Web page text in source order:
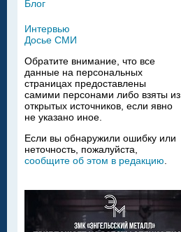
Блог
Интервью
Досье СМИ
Обратите внимание, что все
данные на персональных
страницах предоставлены
самими персонами либо взяты из
открытых источников, если явно
не указано иное.
Если вы обнаружили ошибку или
неточность, пожалуйста,
сообщите об этом в редакцию